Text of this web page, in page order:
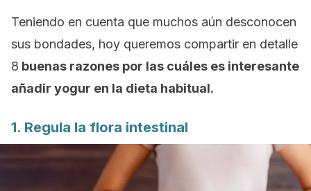
Teniendo en cuenta que muchos aún desconocen
sus bondades, hoy queremos compartir en detalle
8 buenas razones por las cuáles es interesante
añadir yogur en la dieta habitual.
1. Regula la flora intestinal